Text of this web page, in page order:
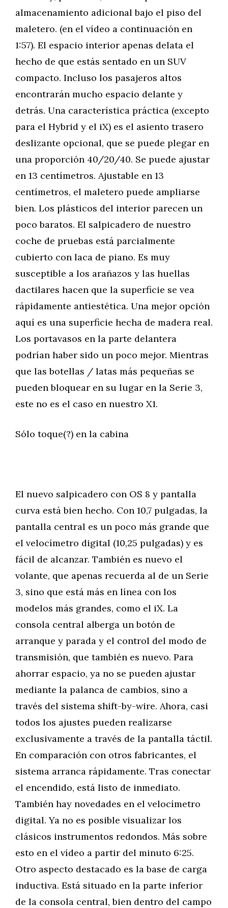
almacenamiento adicional bajo el piso del
maletero. (en el vídeo a continuación en
1:57). El espacio interior apenas delata el
hecho de que estás sentado en un SUV
compacto. Incluso los pasajeros altos
encontrarán mucho espacio delante y
detrás. Una característica práctica (excepto
para el Hybrid y el iX) es el asiento trasero
deslizante opcional, que se puede plegar en
una proporción 40/20/40. Se puede ajustar
en 13 centímetros. Ajustable en 13
centímetros, el maletero puede ampliarse
bien. Los plásticos del interior parecen un
poco baratos. El salpicadero de nuestro
coche de pruebas está parcialmente
cubierto con laca de piano. Es muy
susceptible a los arañazos y las huellas
dactilares hacen que la superficie se vea
rápidamente antiestética. Una mejor opción
aquí es una superficie hecha de madera real.
Los portavasos en la parte delantera
podrían haber sido un poco mejor. Mientras
que las botellas / latas más pequeñas se
pueden bloquear en su lugar en la Serie 3,
este no es el caso en nuestro X1.
Sólo toque(?) en la cabina
El nuevo salpicadero con OS 8 y pantalla
curva está bien hecho. Con 10,7 pulgadas, la
pantalla central es un poco más grande que
el velocímetro digital (10,25 pulgadas) y es
fácil de alcanzar. También es nuevo el
volante, que apenas recuerda al de un Serie
3, sino que está más en línea con los
modelos más grandes, como el iX. La
consola central alberga un botón de
arranque y parada y el control del modo de
transmisión, que también es nuevo. Para
ahorrar espacio, ya no se pueden ajustar
mediante la palanca de cambios, sino a
través del sistema shift-by-wire. Ahora, casi
todos los ajustes pueden realizarse
exclusivamente a través de la pantalla táctil.
En comparación con otros fabricantes, el
sistema arranca rápidamente. Tras conectar
el encendido, está listo de inmediato.
También hay novedades en el velocímetro
digital. Ya no es posible visualizar los
clásicos instrumentos redondos. Más sobre
esto en el vídeo a partir del minuto 6:25.
Otro aspecto destacado es la base de carga
inductiva. Está situado en la parte inferior
de la consola central, bien dentro del campo